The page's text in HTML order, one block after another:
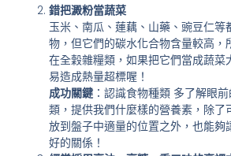
錯把澱粉當蔬菜
玉米、南瓜、蓮藕、山藥、豌豆仁等
物，但它們的碳水化合物含量較高，
在全穀雜糧類，如果把它們當成蔬菜
易造成熱量超標喔！
成功關鍵：認識食物種類 多了解眼
類，提供我們什麼樣的營養素，除了
放到盤子中適量的位置之外，也能夠
好的關係！